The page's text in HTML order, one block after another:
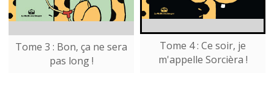
Tome 3 : Bon, ça ne sera
pas long !
Tome 4 : Ce soir, je
m'appelle Sorcièra !